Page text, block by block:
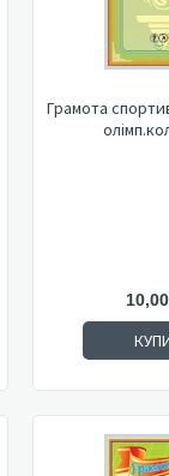
Грамота